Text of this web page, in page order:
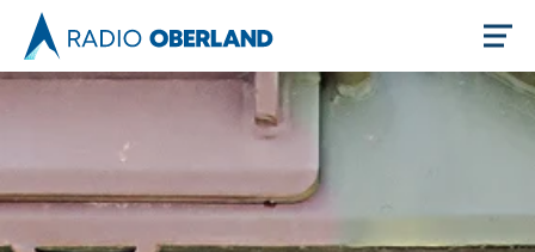
Jetzt live hören